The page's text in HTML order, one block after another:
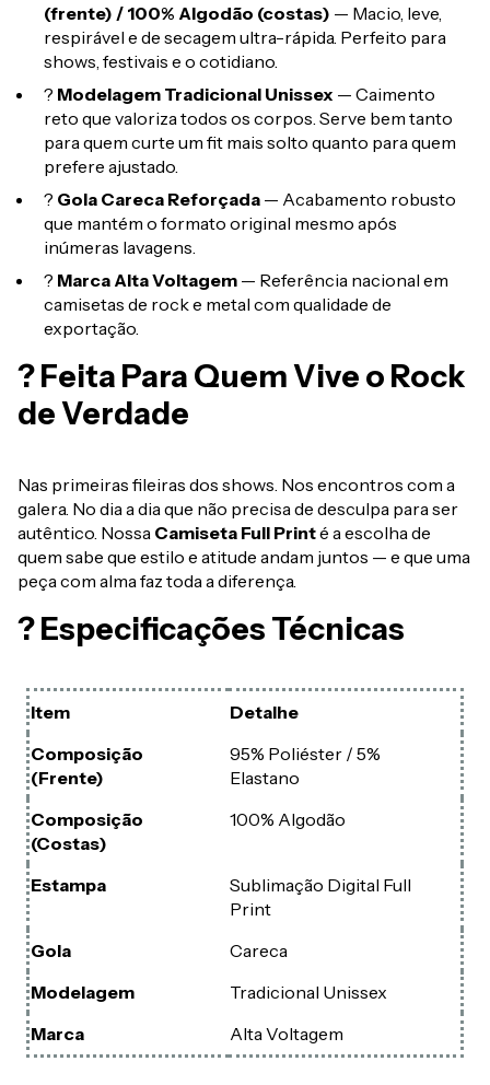
(frente) / 100% Algodão (costas) — Macio, leve,
respirável e de secagem ultra-rápida. Perfeito para
shows, festivais e o cotidiano.
? Modelagem Tradicional Unissex — Caimento
reto que valoriza todos os corpos. Serve bem tanto
para quem curte um fit mais solto quanto para quem
prefere ajustado.
? Gola Careca Reforçada — Acabamento robusto
que mantém o formato original mesmo após
inúmeras lavagens.
? Marca Alta Voltagem — Referência nacional em
camisetas de rock e metal com qualidade de
exportação.
? Feita Para Quem Vive o Rock
de Verdade
Nas primeiras fileiras dos shows. Nos encontros com a
galera. No dia a dia que não precisa de desculpa para ser
autêntico. Nossa Camiseta Full Printé a escolha de
quem sabe que estilo e atitude andam juntos — e que uma
peça com alma faz toda a diferença.
? Especificações Técnicas
Item
Detalhe
Composição
(Frente)
95% Poliéster / 5%
Elastano
Composição
(Costas)
100% Algodão
Estampa
Sublimação Digital Full
Print
Gola
Careca
Modelagem
Tradicional Unissex
Marca
Alta Voltagem